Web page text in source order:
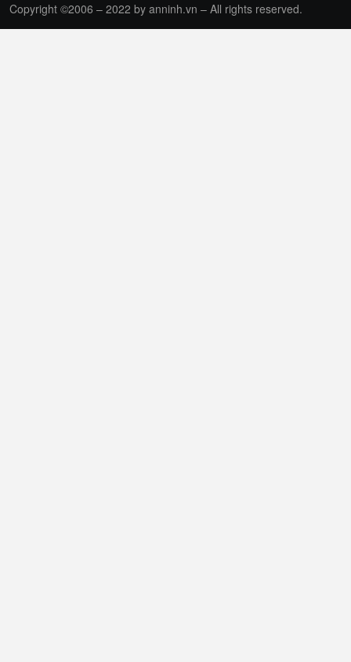
Copyright ©2006 – 2022 by anninh.vn – All rights reserved.